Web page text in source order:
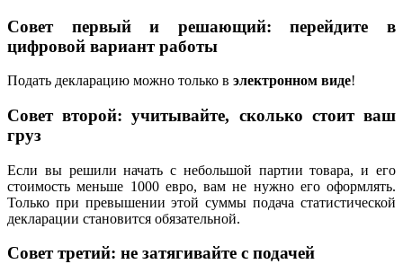
Совет первый и решающий: перейдите в
цифровой вариант работы
Подать декларацию можно только в электронном виде!
Совет второй: учитывайте, сколько стоит ваш
груз
Если вы решили начать с небольшой партии товара, и его
стоимость меньше 1000 евро, вам не нужно его оформлять.
Только при превышении этой суммы подача статистической
декларации становится обязательной.
Совет третий: не затягивайте с подачей